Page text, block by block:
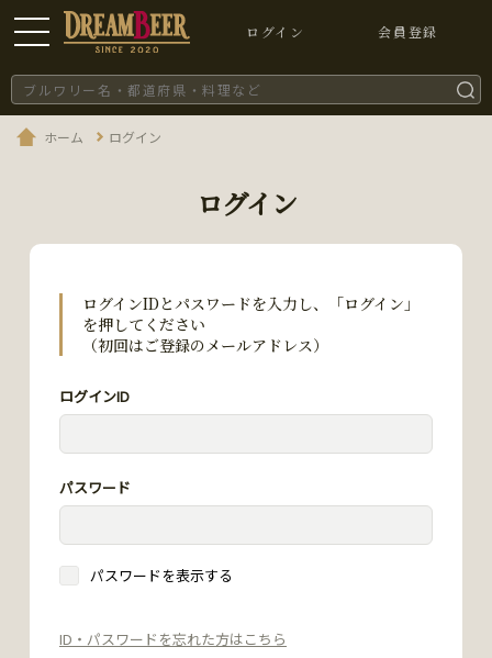
ログイン 会員登録
ホーム ログイン
ログイン
ログインIDとパスワードを入力し、「ログイン」
を押してください
（初回はご登録のメールアドレス）
ログインID
パスワード
パスワードを表示する
ID・パスワードを忘れた方はこちら